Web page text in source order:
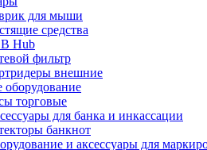
для мыши
средства
Hub
фильтр
внешние
оборудование
торговые
для банка и инкассации
банкнот
и аксессуары для